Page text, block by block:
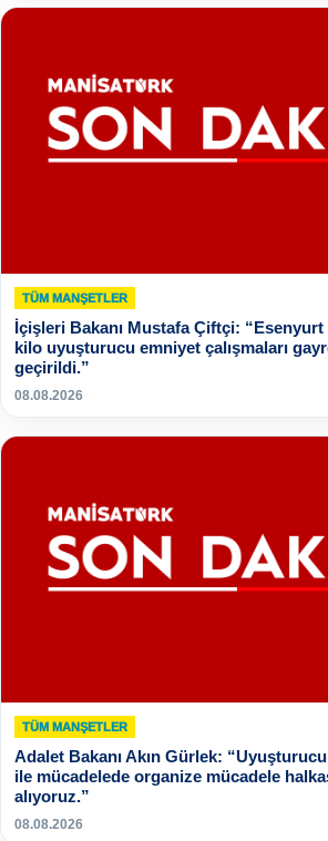
TÜM MANŞETLER
İçişleri Bakanı Mustafa Çiftçi: “Esenyurt
kilo uyuşturucu emniyet çalışmaları
geçirildi.”
08.08.2026
TÜM MANŞETLER
Adalet Bakanı Akın Gürlek:
ile mücadelede organize mücadele
alıyoruz.”
08.08.2026